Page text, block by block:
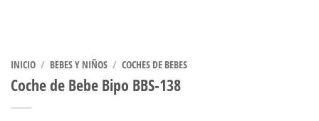
INICIO / BEBES Y NIÑOS / COCHES DE BEBES
Coche de Bebe Bipo BBS-138